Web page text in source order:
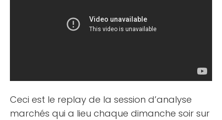
Ceci est le replay de la session d’analyse
marchés qui a lieu chaque dimanche soir sur